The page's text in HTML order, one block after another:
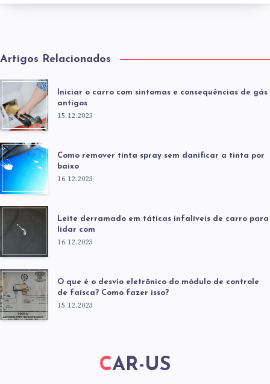
Artigos Relacionados
Iniciar o carro com sintomas e consequências de gás
antigos
15.12.2023
Como remover tinta spray sem danificar a tinta por
baixo
16.12.2023
Leite derramado em táticas infalíveis de carro para
lidar com
16.12.2023
O que é o desvio eletrônico do módulo de controle
de faísca? Como fazer isso?
15.12.2023
CAR-US